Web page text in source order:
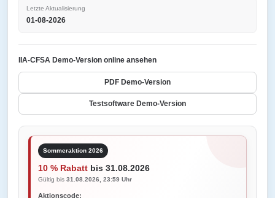
Letzte Aktualisierung
01-08-2026
IIA-CFSA Demo-Version online ansehen
PDF Demo-Version
Testsoftware Demo-Version
Sommeraktion 2026
10 % Rabatt bis 31.08.2026
Gültig bis 31.08.2026, 23:59 Uhr
Aktionscode: